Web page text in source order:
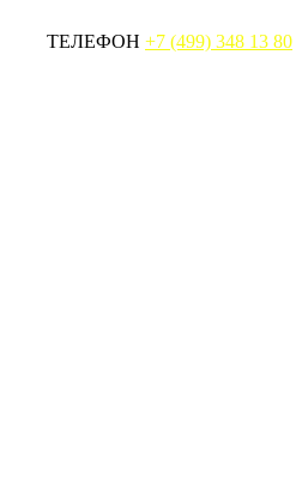
ТЕЛЕФОН +7 (499) 348 13 80